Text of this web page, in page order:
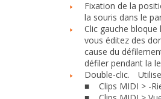
Fixation de la
la souris dans le
Clic gauche bloque
vous éditez des
cause du
défiler pendant la
Double-clic.
■ Clips MIDI > -